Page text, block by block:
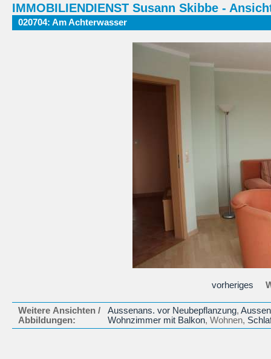
IMMOBILIENDIENST Susann Skibbe -
020704: Am Achterwasser
vorheriges
Weitere Ansichten /
Abbildungen:
Aussenans. vor Neubepflanzung,
Wohnzimmer mit Balkon, Wohnen,